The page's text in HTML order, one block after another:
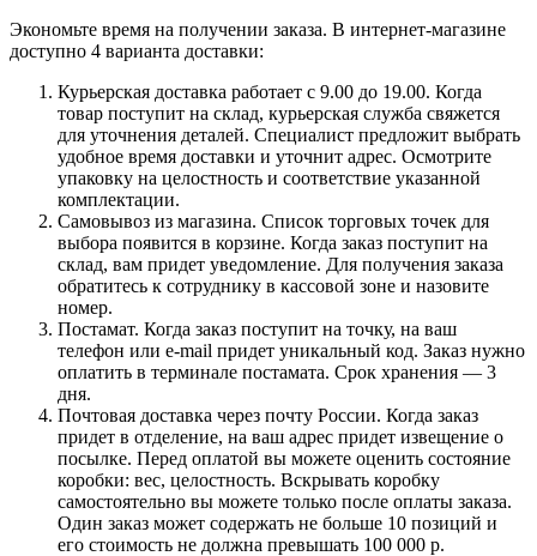
Экономьте время на получении заказа. В интернет-магазине
доступно 4 варианта доставки:
Курьерская доставка работает с 9.00 до 19.00. Когда
товар поступит на склад, курьерская служба свяжется
для уточнения деталей. Специалист предложит выбрать
удобное время доставки и уточнит адрес. Осмотрите
упаковку на целостность и соответствие указанной
комплектации.
Самовывоз из магазина. Список торговых точек для
выбора появится в корзине. Когда заказ поступит на
склад, вам придет уведомление. Для получения заказа
обратитесь к сотруднику в кассовой зоне и назовите
номер.
Постамат. Когда заказ поступит на точку, на ваш
телефон или e-mail придет уникальный код. Заказ нужно
оплатить в терминале постамата. Срок хранения — 3
дня.
Почтовая доставка через почту России. Когда заказ
придет в отделение, на ваш адрес придет извещение о
посылке. Перед оплатой вы можете оценить состояние
коробки: вес, целостность. Вскрывать коробку
самостоятельно вы можете только после оплаты заказа.
Один заказ может содержать не больше 10 позиций и
его стоимость не должна превышать 100 000 р.